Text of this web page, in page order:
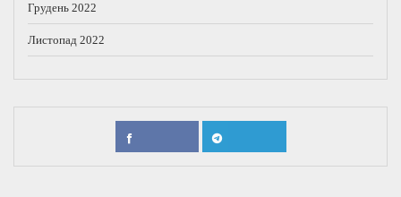
Грудень 2022
Листопад 2022